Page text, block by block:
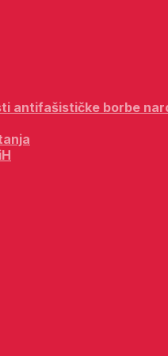
antifašističke borbe